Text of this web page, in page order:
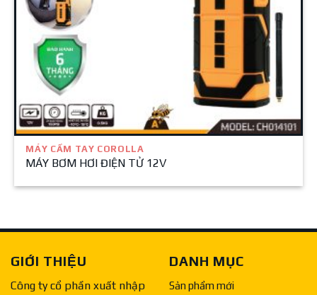
MÁY CẦM TAY COROLLA
MÁY BƠM HƠI ĐIỆN TỬ 12V
GIỚI THIỆU
Công ty cổ phần xuất nhập
DANH MỤC
Sản phẩm mới